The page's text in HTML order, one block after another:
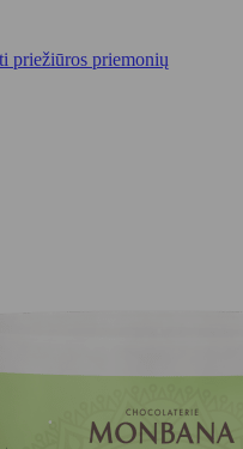
priežiūros priemonių